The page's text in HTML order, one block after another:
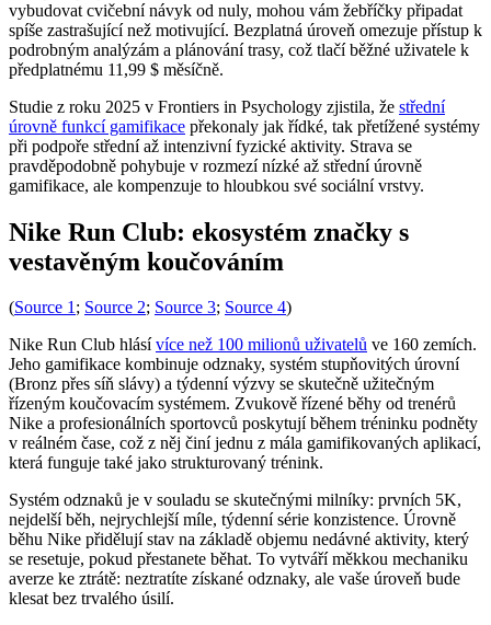
vybudovat cvičební návyk od nuly, mohou vám žebříčky připadat
spíše zastrašující než motivující. Bezplatná úroveň omezuje přístup k
podrobným analýzám a plánování trasy, což tlačí běžné uživatele k
předplatnému 11,99 $ měsíčně.
Studie z roku 2025 v Frontiers in Psychology zjistila, že střední
úrovně funkcí gamifikace překonaly jak řídké, tak přetížené systémy
při podpoře střední až intenzivní fyzické aktivity. Strava se
pravděpodobně pohybuje v rozmezí nízké až střední úrovně
gamifikace, ale kompenzuje to hloubkou své sociální vrstvy.
Nike Run Club: ekosystém značky s
vestavěným koučováním
(Source 1; Source 2; Source 3; Source 4)
Nike Run Club hlásívíce než 100 milionů uživatelů ve 160 zemích.
Jeho gamifikace kombinuje odznaky, systém stupňovitých úrovní
(Bronz přes síň slávy) a týdenní výzvy se skutečně užitečným
řízeným koučovacím systémem. Zvukově řízené běhy od trenérů
Nike a profesionálních sportovců poskytují během tréninku podněty
v reálném čase, což z něj činí jednu z mála gamifikovaných aplikací,
která funguje také jako strukturovaný trénink.
Systém odznaků je v souladu se skutečnými milníky: prvních 5K,
nejdelší běh, nejrychlejší míle, týdenní série konzistence. Úrovně
běhu Nike přidělují stav na základě objemu nedávné aktivity, který
se resetuje, pokud přestanete běhat. To vytváří měkkou mechaniku
averze ke ztrátě: neztratíte získané odznaky, ale vaše úroveň bude
klesat bez trvalého úsilí.